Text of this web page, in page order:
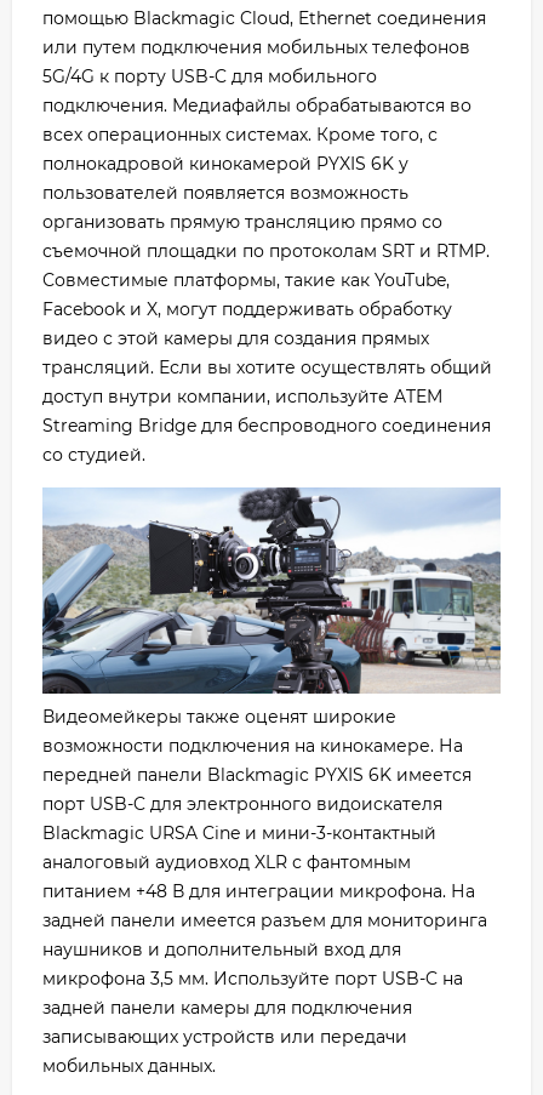
помощью Blackmagic Cloud, Ethernet соединения
или путем подключения мобильных телефонов
5G/4G к порту USB-C для мобильного
подключения. Медиафайлы обрабатываются во
всех операционных системах. Кроме того, с
полнокадровой кинокамерой PYXIS 6K у
пользователей появляется возможность
организовать прямую трансляцию прямо со
съемочной площадки по протоколам SRT и RTMP.
Совместимые платформы, такие как YouTube,
Facebook и X, могут поддерживать обработку
видео с этой камеры для создания прямых
трансляций. Если вы хотите осуществлять общий
доступ внутри компании, используйте ATEM
Streaming Bridge для беспроводного соединения
со студией.
Видеомейкеры также оценят широкие
возможности подключения на кинокамере. На
передней панели Blackmagic PYXIS 6K имеется
порт USB-C для электронного видоискателя
Blackmagic URSA Cine и мини-3-контактный
аналоговый аудиовход XLR с фантомным
питанием +48 В для интеграции микрофона. На
задней панели имеется разъем для мониторинга
наушников и дополнительный вход для
микрофона 3,5 мм. Используйте порт USB-C на
задней панели камеры для подключения
записывающих устройств или передачи
мобильных данных.